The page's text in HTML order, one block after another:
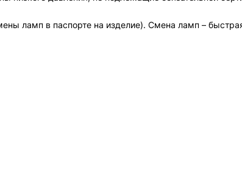
ламп в паспорте на изделие). Смена ламп –